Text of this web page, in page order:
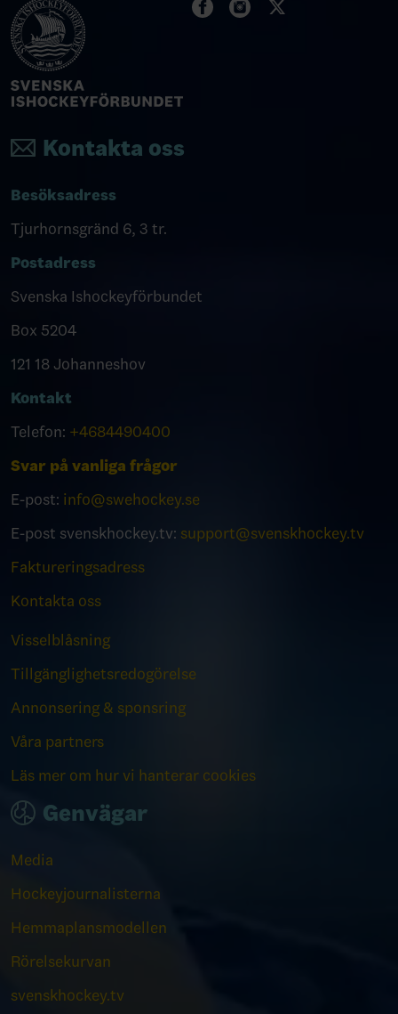
Kontakta oss
Besöksadress
Tjurhornsgränd 6, 3 tr.
Postadress
Svenska Ishockeyförbundet
Box 5204
121 18 Johanneshov
Kontakt
Telefon: +4684490400
Svar på vanliga frågor
E-post: info@swehockey.se
E-post svenskhockey.tv: support@svenskhockey.tv
Faktureringsadress
Kontakta oss
Visselblåsning
Tillgänglighetsredogörelse
Annonsering & sponsring
Våra partners
Läs mer om hur vi hanterar cookies
Genvägar
Media
Hockeyjournalisterna
Hemmaplansmodellen
Rörelsekurvan
svenskhockey.tv